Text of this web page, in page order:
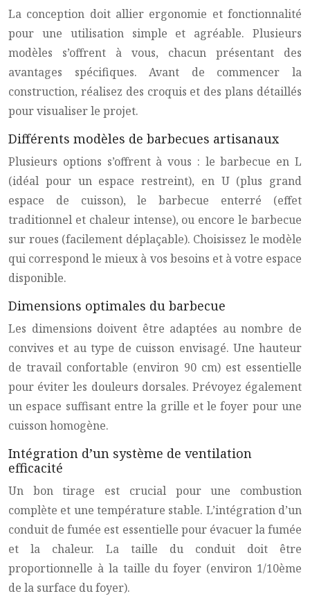
La conception doit allier ergonomie et fonctionnalité
pour une utilisation simple et agréable. Plusieurs
modèles s’offrent à vous, chacun présentant des
avantages spécifiques. Avant de commencer la
construction, réalisez des croquis et des plans détaillés
pour visualiser le projet.
Différents modèles de barbecues artisanaux
Plusieurs options s’offrent à vous : le barbecue en L
(idéal pour un espace restreint), en U (plus grand
espace de cuisson), le barbecue enterré (effet
traditionnel et chaleur intense), ou encore le barbecue
sur roues (facilement déplaçable). Choisissez le modèle
qui correspond le mieux à vos besoins et à votre espace
disponible.
Dimensions optimales du barbecue
Les dimensions doivent être adaptées au nombre de
convives et au type de cuisson envisagé. Une hauteur
de travail confortable (environ 90 cm) est essentielle
pour éviter les douleurs dorsales. Prévoyez également
un espace suffisant entre la grille et le foyer pour une
cuisson homogène.
Intégration d’un système de ventilation
efficacité
Un bon tirage est crucial pour une combustion
complète et une température stable. L’intégration d’un
conduit de fumée est essentielle pour évacuer la fumée
et la chaleur. La taille du conduit doit être
proportionnelle à la taille du foyer (environ 1/10ème
de la surface du foyer).